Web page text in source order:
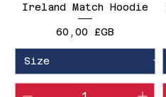
Ireland Match Hoodie
Prix
60,00 £GB